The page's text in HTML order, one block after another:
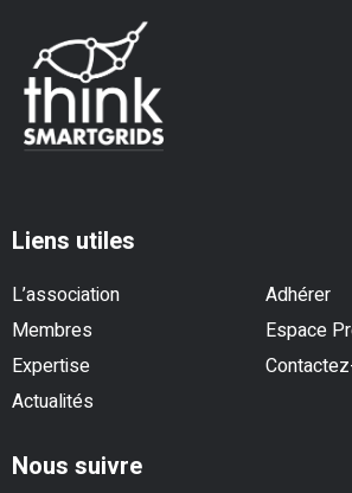
Liens utiles
L’association
Adhérer
Membres
Espace
Expertise
Actualités
Nous suivre